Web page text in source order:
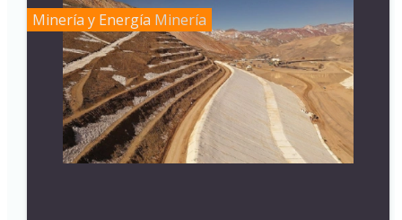
Minería y Energía Minería